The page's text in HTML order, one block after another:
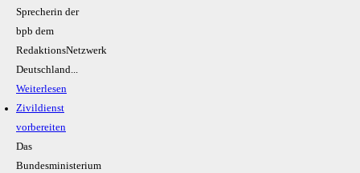
Sprecherin der
bpb dem
RedaktionsNetzwerk
Deutschland...
Weiterlesen
Zivildienst
vorbereiten
Das
Bundesministerium